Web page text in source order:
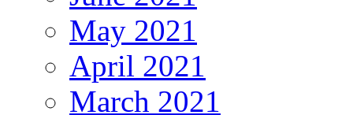
May 2021
April 2021
March 2021